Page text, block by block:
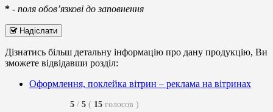
* - поля обов’язкові до заповнення
Надіслати
Дізнатись більш детальну інформацію про дану продукцію, Ви
зможете відвідавши розділ:
Оформлення, поклейка вітрин – реклама на вітринах
5 / 5 ( 15 голосов )